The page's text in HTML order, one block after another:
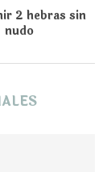
2 hebras sin
nudo